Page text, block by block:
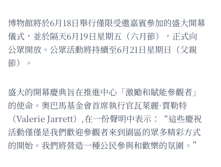
博物館將於6月18日舉行僅限受邀嘉賓參加的盛大開幕
儀式，並於隔天6月19日星期五（六月節），正式向
公眾開放。公眾活動將持續至6月21日星期日（父親
節）。
盛大的開幕慶典旨在推進中心「激勵和賦能參觀者」
的使命。奧巴馬基金會首席執行官瓦萊麗·賈勒特
（Valerie Jarrett）,在一份聲明中表示：“這些慶祝
活動僅僅是我們歡迎參觀者來到園區的眾多精彩方式
的開始。我們將營造一種公民參與和歡樂的氛圍。”